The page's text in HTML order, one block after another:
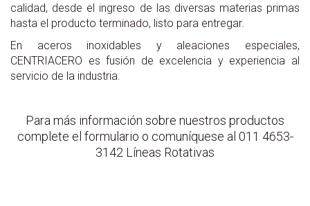
calidad, desde el ingreso de las diversas materias primas
hasta el producto terminado, listo para entregar.
En aceros inoxidables y aleaciones especiales,
CENTRIACERO es fusión de excelencia y experiencia al
servicio de la industria.
Para más información sobre nuestros productos
complete el formulario o comuníquese al 011 4653-
3142 Líneas Rotativas